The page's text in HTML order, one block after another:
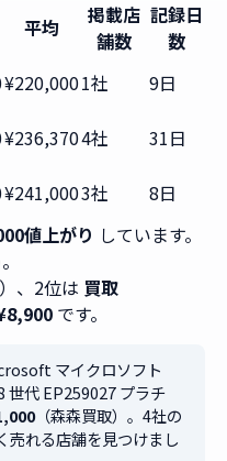
平均
掲載店
舗数
記録日
数
¥220,0001社
9日
¥236,3704社
31日
¥241,0003社
8日
値上がり しています。
、2位は 買取
です。
マイクロソフト
代 EP259027 プラチ
（森森買取）。4社の
売れる店舗を見つけまし